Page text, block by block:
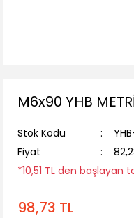
M6x90 YHB
Stok Kodu
Fiyat
*10,51 TL den başlayan
98,73 TL